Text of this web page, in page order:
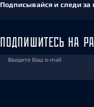
Подписывайся и следи за
ПОДПИШИТЕСЬ НА
Введите Ваш e-mail